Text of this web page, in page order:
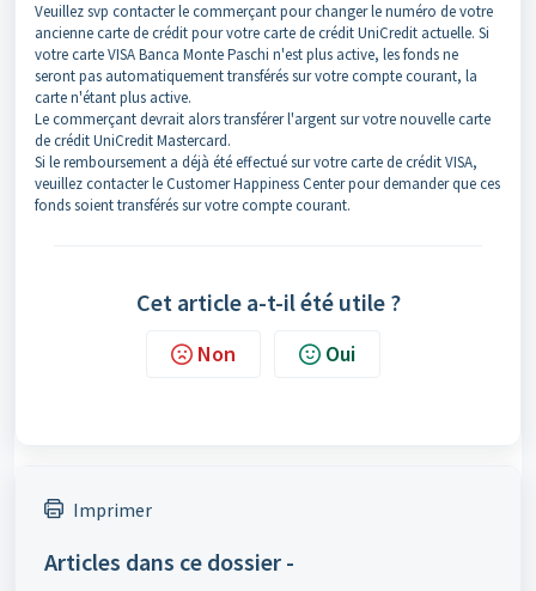
Veuillez svp contacter le commerçant pour changer le numéro de votre
ancienne carte de crédit pour votre carte de crédit UniCredit actuelle. Si
votre carte VISA Banca Monte Paschi n'est plus active, les fonds ne
seront pas automatiquement transférés sur votre compte courant, la
carte n'étant plus active.
Le commerçant devrait alors transférer l'argent sur votre nouvelle carte
de crédit UniCredit Mastercard.
Si le remboursement a déjà été effectué sur votre carte de crédit VISA,
veuillez contacter le Customer Happiness Center pour demander que ces
fonds soient transférés sur votre compte courant.
Cet article a-t-il été utile ?
Non Oui
Imprimer
Articles dans ce dossier -